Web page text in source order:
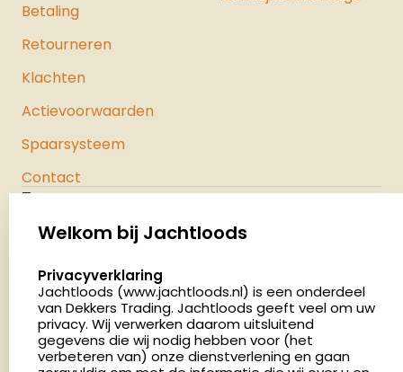
Betaling
Retourneren
Klachten
Actievoorwaarden
Spaarsysteem
Contact
Palenrij 1
Nederland
4.8
2879 beoordelingen
Openingstijden
Welkom bij Jachtloods
select language
Privacyverklaring
Jachtloods (www.jachtloods.nl) is een onderdeel
van Dekkers Trading. Jachtloods geeft veel om uw
privacy. Wij verwerken daarom uitsluitend
gegevens die wij nodig hebben voor (het
verbeteren van) onze dienstverlening en gaan